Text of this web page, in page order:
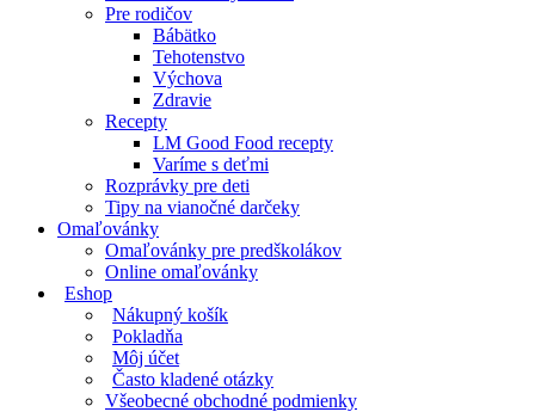
Pre rodičov
Bábätko
Tehotenstvo
Výchova
Zdravie
Recepty
LM Good Food recepty
Varíme s deťmi
Rozprávky pre deti
Tipy na vianočné darčeky
Omaľovánky
Omaľovánky pre predškolákov
Online omaľovánky
Eshop
Nákupný košík
Pokladňa
Môj účet
Často kladené otázky
Všeobecné obchodné podmienky